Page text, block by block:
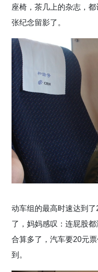
座椅，茶几上的杂志，
张纪念留影了。
动车组的最高时速达到
了，妈妈感叹：连屁股
合算多了，汽车要20元
到。